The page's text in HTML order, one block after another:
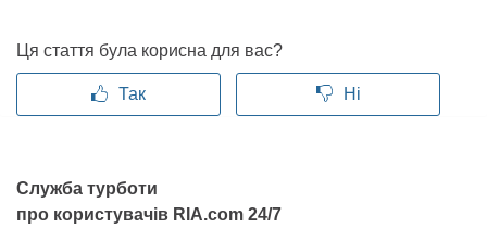
Ця стаття була корисна для вас?
Так Ні
Служба турботи
про користувачів RIA.com 24/7